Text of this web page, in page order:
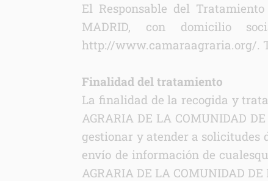
El Responsable del
MADRID, con domicilio
http://www.camaraagraria.org/.
Finalidad del tratamiento
La finalidad de la recogida y
AGRARIA DE LA COMUNIDAD
gestionar y atender a solicitudes
envío de información de
AGRARIA DE LA COMUNIDAD DE